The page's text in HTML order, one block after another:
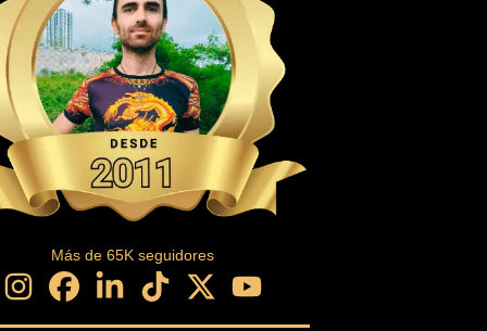
Más de 65K seguidores